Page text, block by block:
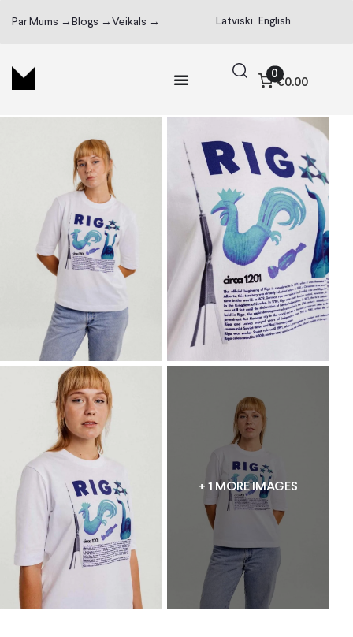
Par Mums → Blogs → Veikals → Latviski English
0
€0.00
+ 1 MORE IMAGES